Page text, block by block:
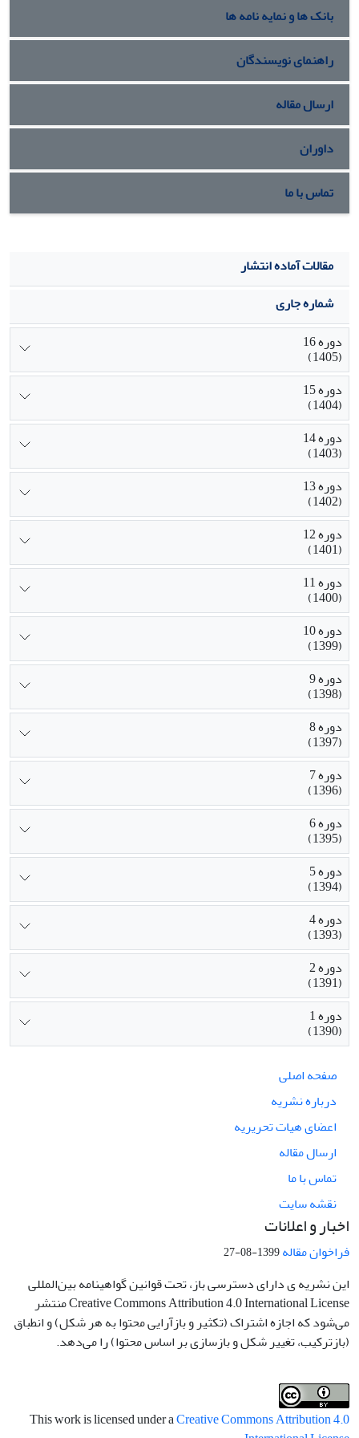
بانک ها و نمایه نامه ها
راهنمای نویسندگان
ارسال مقاله
داوران
تماس با ما
مقالات آماده انتشار
شماره جاری
دوره 16
(1405)
دوره 15
(1404)
دوره 14
(1403)
دوره 13
(1402)
دوره 12
(1401)
دوره 11
(1400)
دوره 10
(1399)
دوره 9
(1398)
دوره 8
(1397)
دوره 7
(1396)
دوره 6
(1395)
دوره 5
(1394)
دوره 4
(1393)
دوره 2
(1391)
دوره 1
(1390)
صفحه اصلی
درباره نشریه
اعضای هیات تحریریه
ارسال مقاله
تماس با ما
نقشه سایت
اخبار و اعلانات
فراخوان مقاله1399-08-27
این نشریه ی دارای دسترسی باز، تحت قوانین گواهینامه بین‌المللی
Creative Commons Attribution 4.0 International License منتشر
می‌شود که اجازه اشتراک (تکثیر و بازآرایی محتوا به هر شکل) و انطباق
(بازترکیب، تغییر شکل و بازسازی بر اساس محتوا) را می‌دهد.
This work is licensed under aCreative Commons Attribution 4.0